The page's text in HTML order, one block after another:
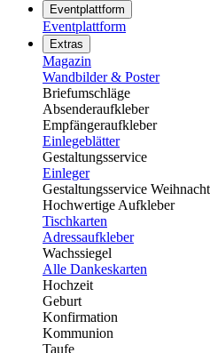
Eventplattform
Eventplattform
Extras
Magazin
Wandbilder & Poster
Briefumschläge
Absenderaufkleber
Empfängeraufkleber
Einlegeblätter
Gestaltungsservice
Einleger
Gestaltungsservice
Hochwertige Aufkleber
Tischkarten
Adressaufkleber
Wachssiegel
Alle Dankeskarten
Hochzeit
Geburt
Konfirmation
Kommunion
Taufe